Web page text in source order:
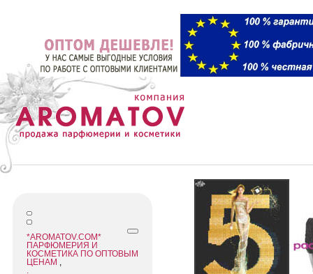
*AROMATOV.COM*
ПАРФЮМЕРИЯ И
КОСМЕТИКА ПО ОПТОВЫМ
ЦЕНАМ ,
.